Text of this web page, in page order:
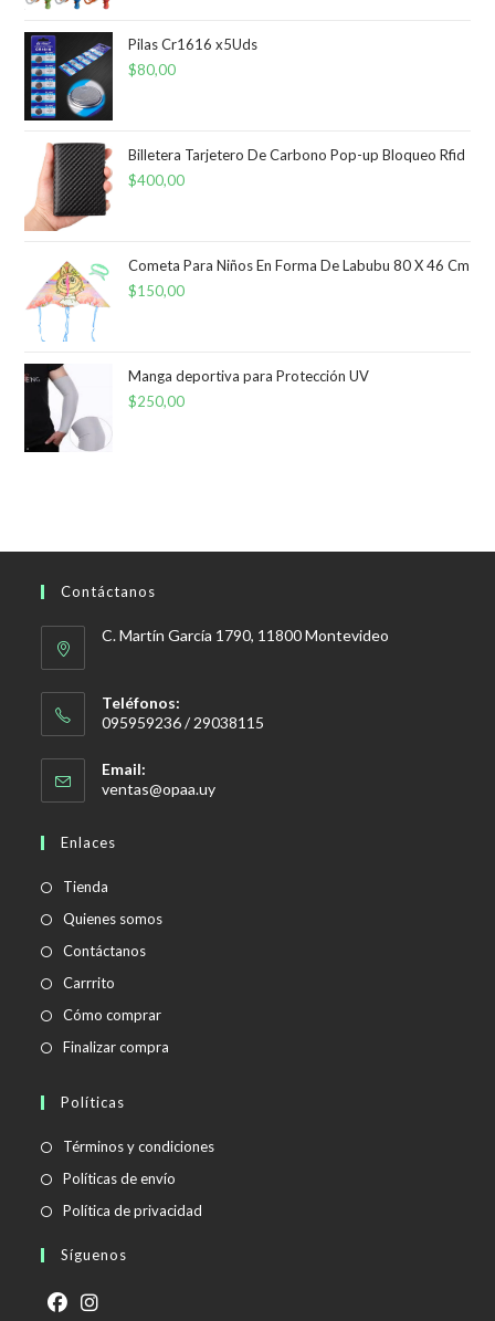
Pilas Cr1616 x5Uds
$80,00
Billetera Tarjetero De Carbono Pop-up Bloqueo Rfid
$400,00
Cometa Para Niños En Forma De Labubu 80 X 46 Cm
$150,00
Manga deportiva para Protección UV
$250,00
Contáctanos
C. Martín García 1790, 11800 Montevideo
Teléfonos:
095959236 / 29038115
Email:
ventas@opaa.uySe
Enlaces
Tienda
Quienes somos
Contáctanos
Carrrito
Cómo comprar
Finalizar compra
Políticas
Términos y condicionesSe
Políticas de envío
abre
Política de privacidad
Síguenos